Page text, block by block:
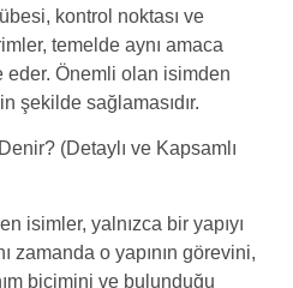
kontrol noktası ve
temelde aynı amaca
eder. Önemli olan isimden
şekilde sağlamasıdır.
(Detaylı ve Kapsamlı
isimler, yalnızca bir yapıyı
zamanda o yapının görevini,
biçimini ve bulunduğu